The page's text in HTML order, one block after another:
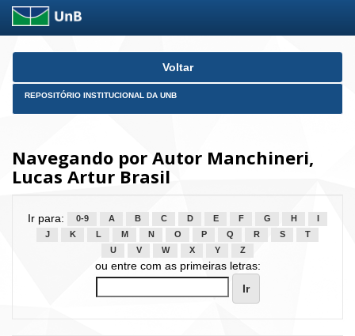
Skip
Voltar
REPOSITÓRIO INSTITUCIONAL DA UNB
Navegando por Autor Manchineri,
Lucas Artur Brasil
Ir para: 0-9 A B C D E F G H
J
K L M N O P Q R S
T
U
V W X Y Z
ou entre com as primeiras letras: